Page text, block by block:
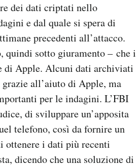
dei dati criptati nello
e dal quale si spera di
precedenti all’attacco.
quindi sotto giuramento – che i
di Apple. Alcuni dati archiviati
all’aiuto di Apple, ma
per le indagini. L’FBI
di sviluppare un’apposita
telefono, così da fornire un
ottenere i dati più recenti
dicendo che una soluzione di